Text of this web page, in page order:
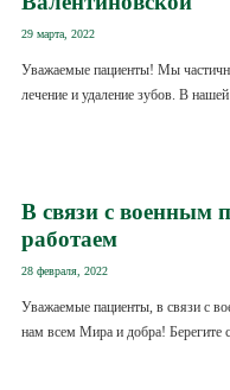
29 марта, 2022
Уважаемые пациенты! Мы
лечение и удаление зубов. В
В связи с военным
работаем
28 февраля, 2022
Уважаемые пациенты, в связи с
нам всем Мира и добра! Берегите